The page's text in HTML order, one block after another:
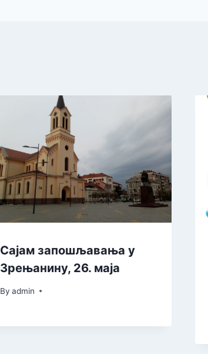
Сајам запошљавања у
Зрењанину, 26. маја
By admin